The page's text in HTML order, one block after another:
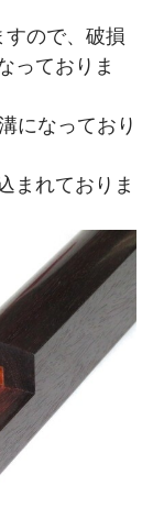
ので、破損
っておりま
になっており
まれておりま